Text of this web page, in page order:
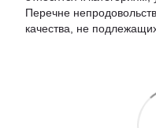
Перечне
качества, не